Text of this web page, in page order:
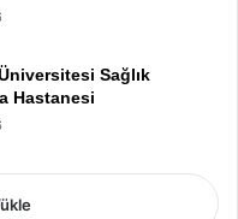
Sağlık
Hastanesi